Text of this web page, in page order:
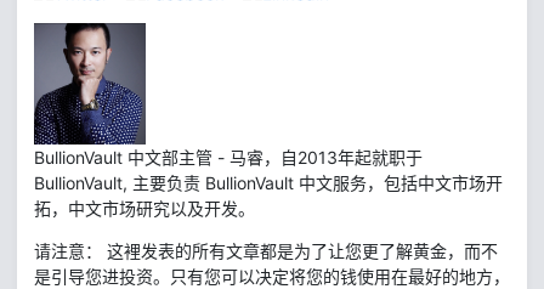
BullionVault 中文部主管 - 马睿，自2013年起就职于
BullionVault, 主要负责 BullionVault 中文服务，包括中文市场开
拓，中文市场研究以及开发。
请注意： 这裡发表的所有文章都是为了让您更了解黄金，而不
是引导您进投资。只有您可以决定将您的钱使用在最好的地方，